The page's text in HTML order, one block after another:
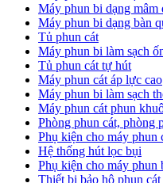
Máy phun bi dạng mâm
Máy phun bi dạng bàn
Tủ phun cát
Máy phun bi làm sạch
Tủ phun cát tự hút
Máy phun cát áp lực cao
Máy phun bi làm sạch
Máy phun cát phun
Phòng phun cát, phòng
Phụ kiện cho máy phun
Hệ thống hút lọc bụi
Phụ kiện cho máy phun
Thiết bị bảo hộ phun cát